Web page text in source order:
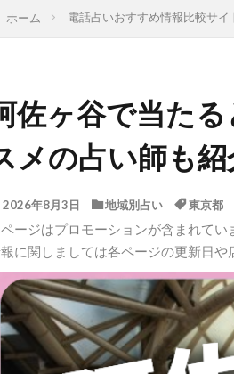
ホーム 電話占いおすすめ情報比較サ
佐ヶ谷で当た
メの占い師も紹
2026年8月3日 地域別占い 東京都
ージはプロモーションが含まれてい
に関しましては各ページの更新日